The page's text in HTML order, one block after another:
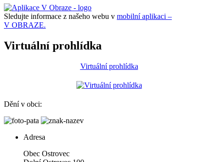
Sledujte informace z našeho webu v mobilní aplikaci –
V OBRAZE.
Virtuální prohlídka
Virtuální prohlídka
Dění v obci:
Adresa
Obec Ostrovec